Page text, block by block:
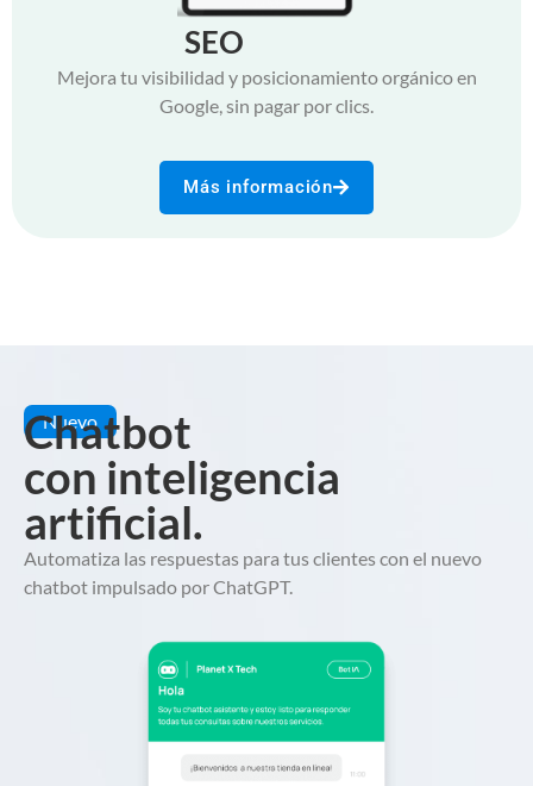
SEO
Mejora tu visibilidad y posicionamiento orgánico en
Google, sin pagar por clics.
Más información
Nuevo
Chatbot
con inteligencia
artificial.
Automatiza las respuestas para tus clientes con el nuevo
chatbot impulsado por ChatGPT.